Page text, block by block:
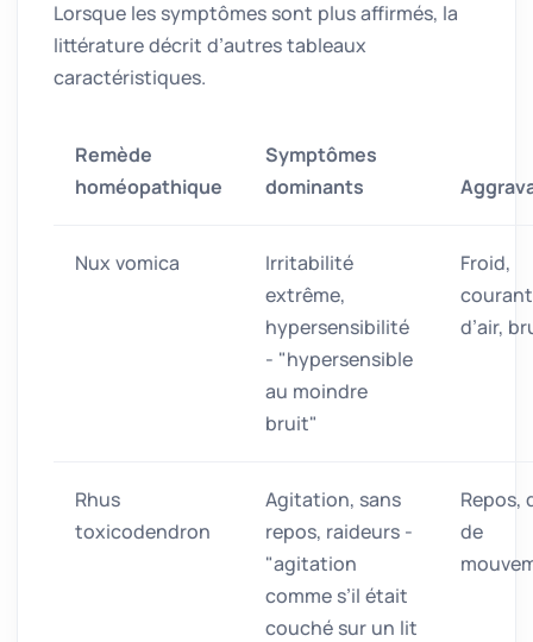
Lorsque les symptômes sont plus affirmés, la
littérature décrit d’autres tableaux
caractéristiques.
Remède
homéopathique
Symptômes
dominants
Nux vomica
Irritabilité
extrême,
hypersensibilité
- "hypersensible
au moindre
bruit"
Froid,
d’air,
Rhus
toxicodendron
Agitation, sans
repos, raideurs -
"agitation
comme s’il était
couché sur un lit
Repos,
de